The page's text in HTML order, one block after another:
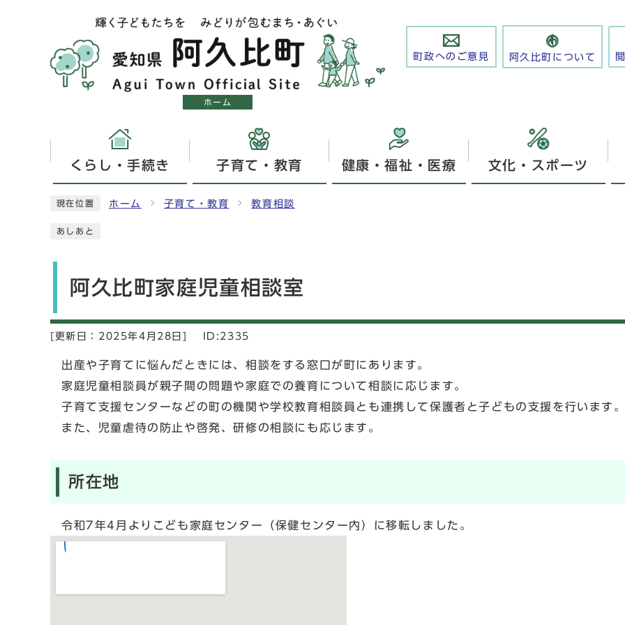
ホーム
町政へのご意見 阿久比町について
くらし・手続き 子育て・教育 健康・福祉・医療 文化・スポーツ
現在位置 ホーム 子育て・教育 教育相談
あしあと
阿久比町家庭児童相談室
[更新日： 2025年4月28日] ID:2335
出産や子育てに悩んだときには、相談をする窓口が町にあります。
家庭児童相談員が親子間の問題や家庭での養育について相談に応じます。
子育て支援センターなどの町の機関や学校教育相談員とも連携して保護者と子どもの支援を行います
また、児童虐待の防止や啓発、研修の相談にも応じます。
所在地
令和7年4月よりこども家庭センター（保健センター内）に移転しました。